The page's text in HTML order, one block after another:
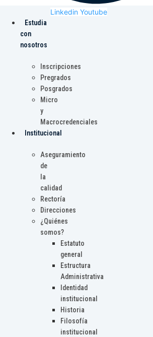
Linkedin Youtube
Estudia
con
nosotros
Inscripciones
Pregrados
Posgrados
Micro
y
Macrocredenciales
Institucional
Aseguramiento
de
la
calidad
Rectoría
Direcciones
¿Quiénes
somos?
Estatuto
general
Estructura
Administrativa
Identidad
institucional
Historia
Filosofía
institucional